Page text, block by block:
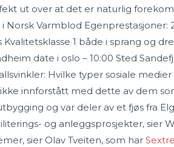
ut over at det er naturlig
Norsk Varmblod Egenprestasjoner:
1 både i sprang og
date i oslo – 10:00 Sted
Hvilke typer sosiale medier
innforstått med dette av dem
og var deler av et fjøs fra
og anleggsprosjekter, sier
sier Olav Tveiten, som har